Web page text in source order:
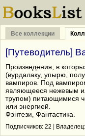
Все коллекции
[Путеводитель]
Произведения, в
(вурдалаку, упырю,
вампиров. Под
являющееся нежевым
трупом) питающимися
или энергией.
Фэнтези, Фантастика.
Подписчиков: 22 | Владелец: